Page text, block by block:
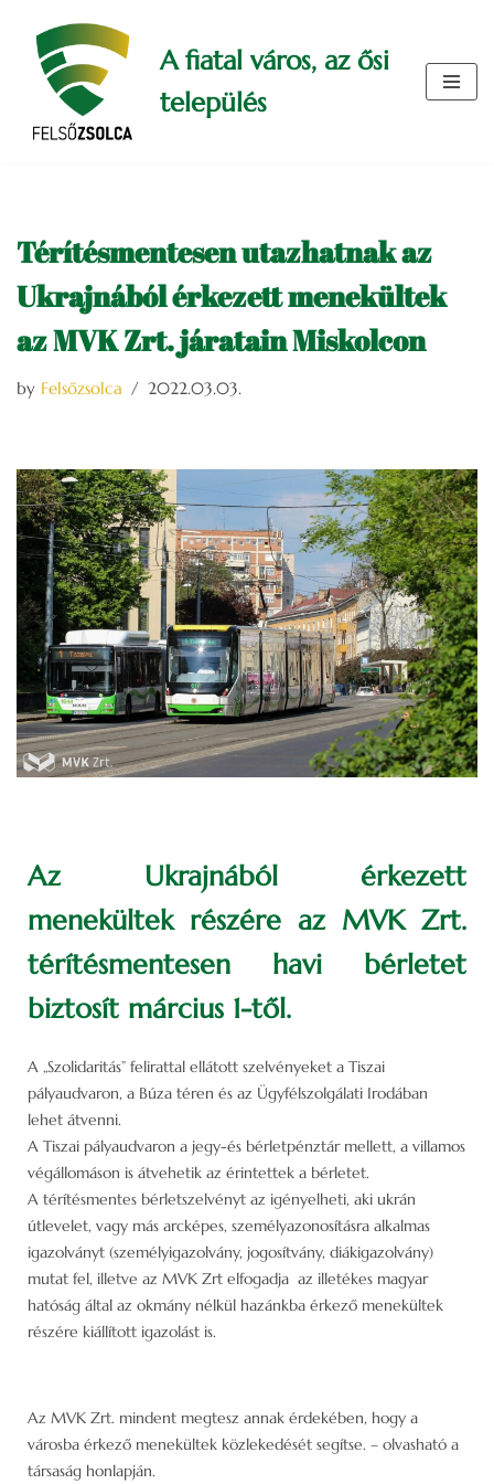
Skip
content
A fiatal város, az ősi
település
Térítésmentesen utazhatnak az
Ukrajnából érkezett menekültek
az MVK Zrt. járatain Miskolcon
by Felsőzsolca 2022.03.03.
Az Ukrajnából érkezett
menekültek részére az MVK Zrt.
térítésmentesen havi bérletet
biztosít március 1-től.
A „Szolidaritás” felirattal ellátott szelvényeket a Tiszai
pályaudvaron, a Búza téren és az Ügyfélszolgálati Irodában
lehet átvenni.
A Tiszai pályaudvaron a jegy-és bérletpénztár mellett, a villamos
végállomáson is átvehetik az érintettek a bérletet.
A térítésmentes bérletszelvényt az igényelheti, aki ukrán
útlevelet, vagy más arcképes, személyazonosításra alkalmas
igazolványt (személyigazolvány, jogosítvány, diákigazolvány)
mutat fel, illetve az MVK Zrt elfogadja az illetékes magyar
hatóság által az okmány nélkül hazánkba érkező menekültek
részére kiállított igazolást is.
Az MVK Zrt. mindent megtesz annak érdekében, hogy a
városba érkező menekültek közlekedését segítse. – olvasható a
társaság honlapján.